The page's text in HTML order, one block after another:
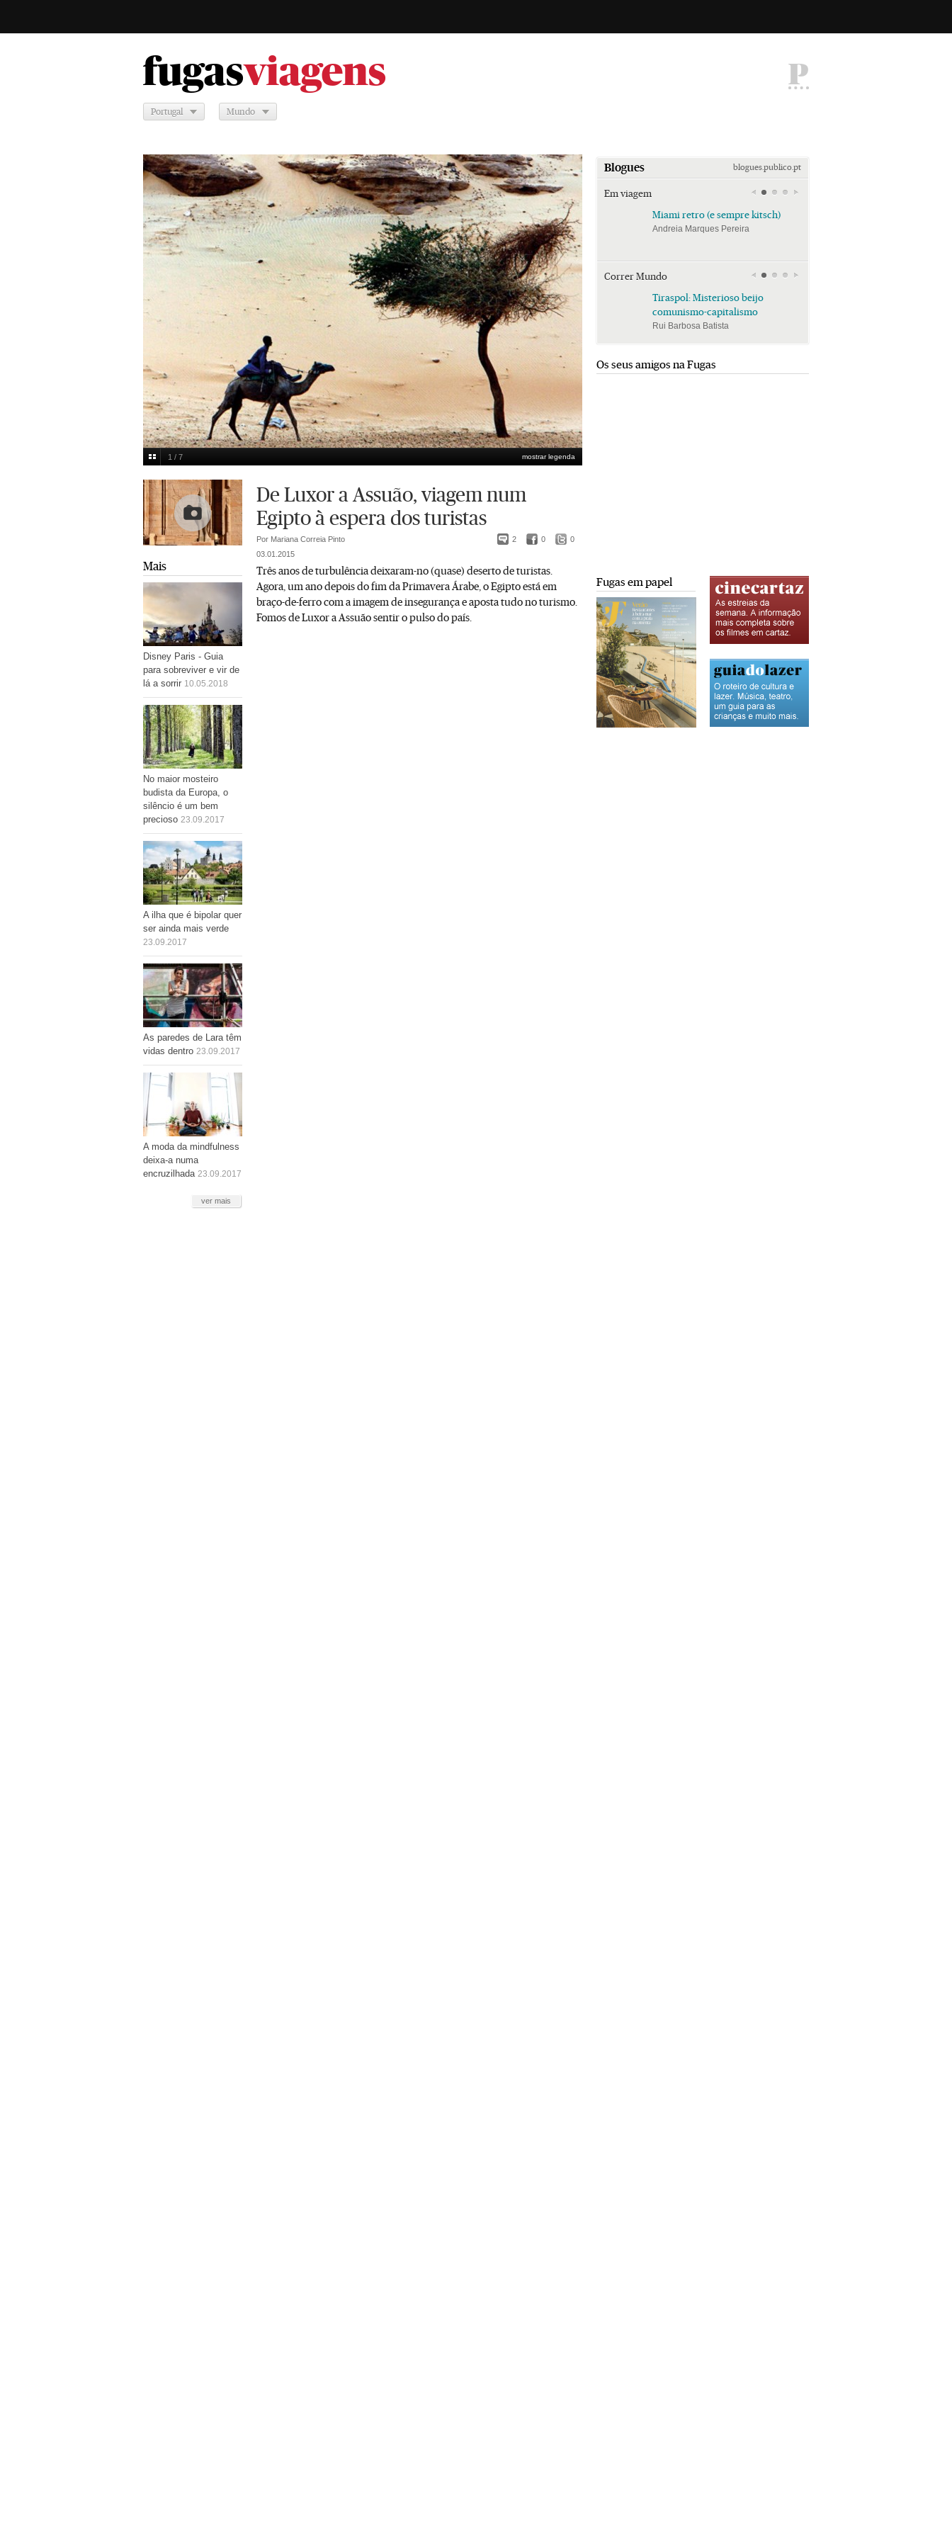
fugasviagens P
Portugal Mundo
Rute Obadia
mostrar legenda
1 / 7
Multimedia
Mais
Disney Paris - Guia
para sobreviver e vir de
lá a sorrir 10.05.2018
No maior mosteiro
budista da Europa, o
silêncio é um bem
precioso 23.09.2017
A ilha que é bipolar quer
ser ainda mais verde
23.09.2017
As paredes de Lara têm
vidas dentro 23.09.2017
A moda da mindfulness
deixa-a numa
encruzilhada 23.09.2017
ver mais
De Luxor a Assuão, viagem num
Egipto à espera dos turistas
2 0 0
Por Mariana Correia Pinto
03.01.2015
Três anos de turbulência deixaram-no (quase) deserto de turistas.
Agora, um ano depois do fim da Primavera Árabe, o Egipto está em
braço-de-ferro com a imagem de insegurança e aposta tudo no turismo.
Fomos de Luxor a Assuão sentir o pulso do país.
Blogues blogues.publico.pt
Em viagem
Miami retro (e sempre kitsch)
Andreia Marques Pereira
Correr Mundo
Tiraspol: Misterioso beijo
comunismo-capitalismo
Rui Barbosa Batista
Os seus amigos na Fugas
Fugas em papel